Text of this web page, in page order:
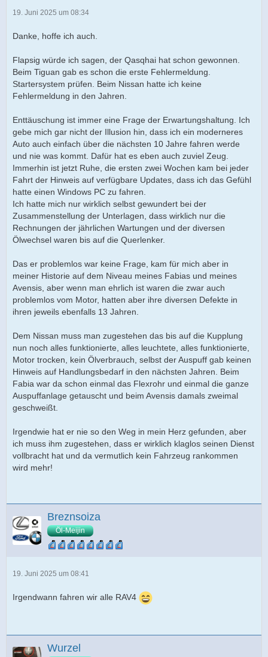
19. Juni 2025 um 08:34
Danke, hoffe ich auch.
Flapsig würde ich sagen, der Qasqhai hat schon gewonnen.
Beim Tiguan gab es schon die erste Fehlermeldung.
Startersystem prüfen. Beim Nissan hatte ich keine
Fehlermeldung in den Jahren.
Enttäuschung ist immer eine Frage der Erwartungshaltung. Ich
gebe mich gar nicht der Illusion hin, dass ich ein moderneres
Auto auch einfach über die nächsten 10 Jahre fahren werde
und nie was kommt. Dafür hat es eben auch zuviel Zeug.
Immerhin ist jetzt Ruhe, die ersten zwei Wochen kam bei jeder
Fahrt der Hinweis auf verfügbare Updates, dass ich das Gefühl
hatte einen Windows PC zu fahren.
Ich hatte mich nur wirklich selbst gewundert bei der
Zusammenstellung der Unterlagen, dass wirklich nur die
Rechnungen der jährlichen Wartungen und der diversen
Ölwechsel waren bis auf die Querlenker.
Das er problemlos war keine Frage, kam für mich aber in
meiner Historie auf dem Niveau meines Fabias und meines
Avensis, aber wenn man ehrlich ist waren die zwar auch
problemlos vom Motor, hatten aber ihre diversen Defekte in
ihren jeweils ebenfalls 13 Jahren.
Dem Nissan muss man zugestehen das bis auf die Kupplung
nun noch alles funktionierte, alles leuchtete, alles funktionierte,
Motor trocken, kein Ölverbrauch, selbst der Auspuff gab keinen
Hinweis auf Handlungsbedarf in den nächsten Jahren. Beim
Fabia war da schon einmal das Flexrohr und einmal die ganze
Auspuffanlage getauscht und beim Avensis damals zweimal
geschweißt.
Irgendwie hat er nie so den Weg in mein Herz gefunden, aber
ich muss ihm zugestehen, dass er wirklich klaglos seinen Dienst
vollbracht hat und da vermutlich kein Fahrzeug rankommen
wird mehr!
Breznsoiza
Öl-Meijin
19. Juni 2025 um 08:41
Irgendwann fahren wir alle RAV4
Wurzel